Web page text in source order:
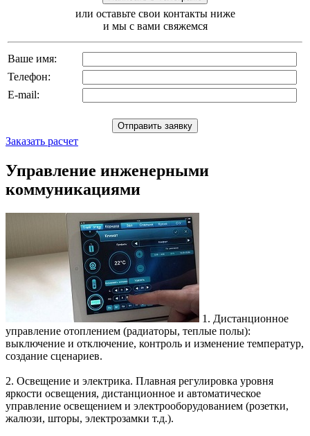
или оставьте свои контакты ниже
и мы с вами свяжемся
Ваше имя:
Телефон:
E-mail:
Заказать расчет
Управление инженерными
коммуникациями
1. Дистанционное
управление отоплением (радиаторы, теплые полы):
выключение и отключение, контроль и изменение температур,
создание сценариев.
2. Освещение и электрика. Плавная регулировка уровня
яркости освещения, дистанционное и автоматическое
управление освещением и электрооборудованием (розетки,
жалюзи, шторы, электрозамки т.д.).